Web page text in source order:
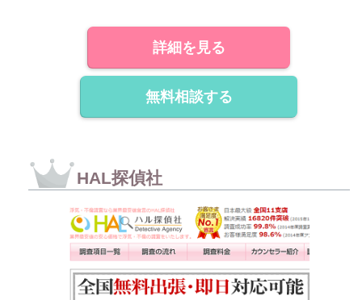
詳細を見る
無料相談する
HAL探偵社